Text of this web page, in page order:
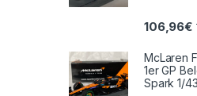
106,96€
McLaren
1er GP
Spark 1/